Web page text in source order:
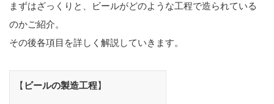
まずはざっくりと、ビールがどのような工程で造られている
のかご紹介。
その後各項目を詳しく解説していきます。
【 ビールの製造工程】